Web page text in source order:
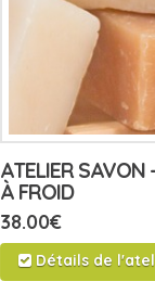
ATELIER SAVON
À FROID
38.00€
Détails de